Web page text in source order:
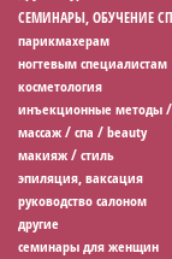
СЕМИНАРЫ, ОБУЧЕНИЕ
парикмахерам
ногтевым специалистам
косметология
инъекционные методы
массаж / спа / beauty
макияж / стиль
эпиляция, ваксация
руководство салоном
другие
семинары для женщин